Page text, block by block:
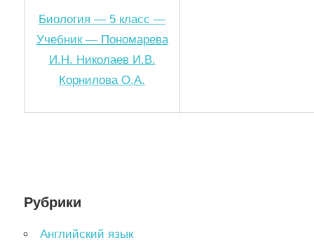
Биология — 5 класс —
Учебник — Пономарева
И.Н. Николаев И.В.
Корнилова О.А.
Рубрики
Английский язык